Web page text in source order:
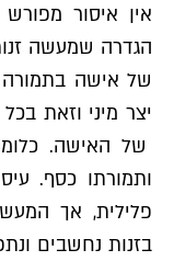
אין איסור
הגדרה שמעשה
של אישה בתמורה
יצר מיני וזאת
של האישה.
ותמורתו כסף.
פלילית, אך
בזנות נחשבים